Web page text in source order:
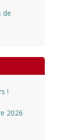
de
!
2026